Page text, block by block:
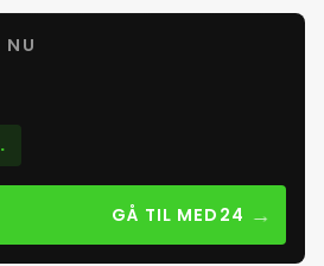
NU
GÅ TIL MED24 →